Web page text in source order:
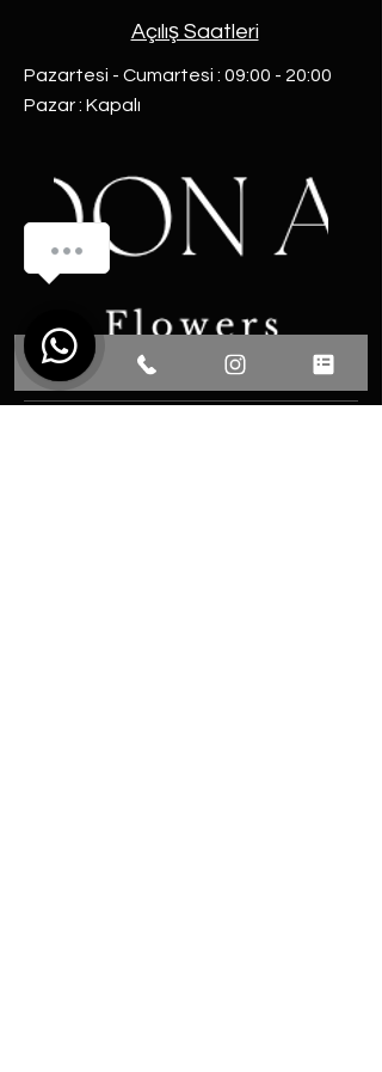
Açılış Saatleri
Pazartesi - Cumartesi : 09:00 - 20:00​
​Pazar : Kapalı